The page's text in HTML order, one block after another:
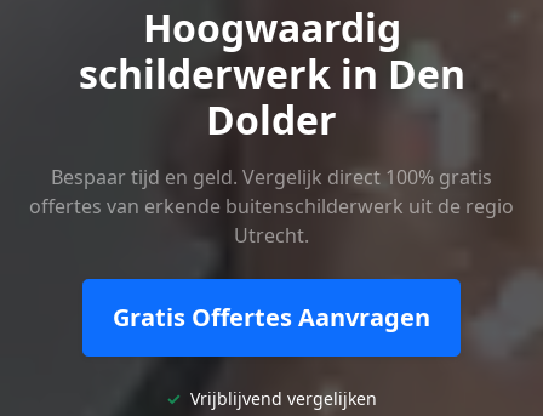
Hoogwaardig
schilderwerk in Den
Dolder
Bespaar tijd en geld. Vergelijk direct 100% gratis
offertes van erkende buitenschilderwerk uit de regio
Utrecht.
Gratis Offertes Aanvragen
✓ Vrijblijvend vergelijken